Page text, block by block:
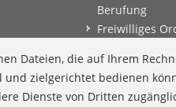
Berufung
Freiwilliges
Dateien, die auf Ihrem
und zielgerichtet bedienen
Dienste von Dritten